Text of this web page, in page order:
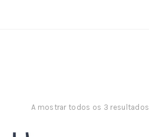
A mostrar todos os 3 resultados